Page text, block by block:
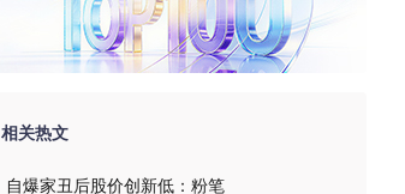
相关热文
自爆家丑后股价创新低：粉笔